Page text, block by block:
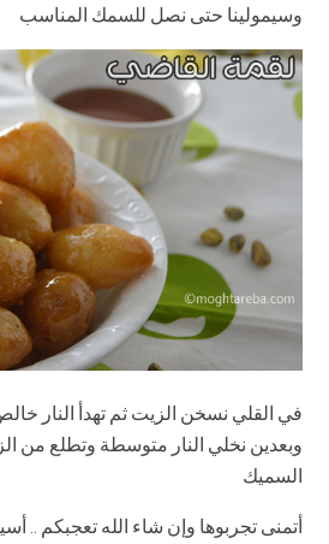
وسيمولينا حتى نصل للسمك المناسب
في القلي نسخن الزيت ثم تهدأ النار
وبعدين نخلي النار متوسطة وتطلع من
السميك
أتمنى تجربوها وإن شاء الله تعجبكم ..